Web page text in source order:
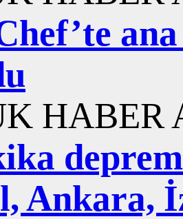
HABER
Ankara,